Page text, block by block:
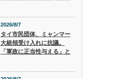
2026/8/7
タイ市民団体、ミャンマー
大統領受け入れに抗議。
「軍政に正当性与える」と